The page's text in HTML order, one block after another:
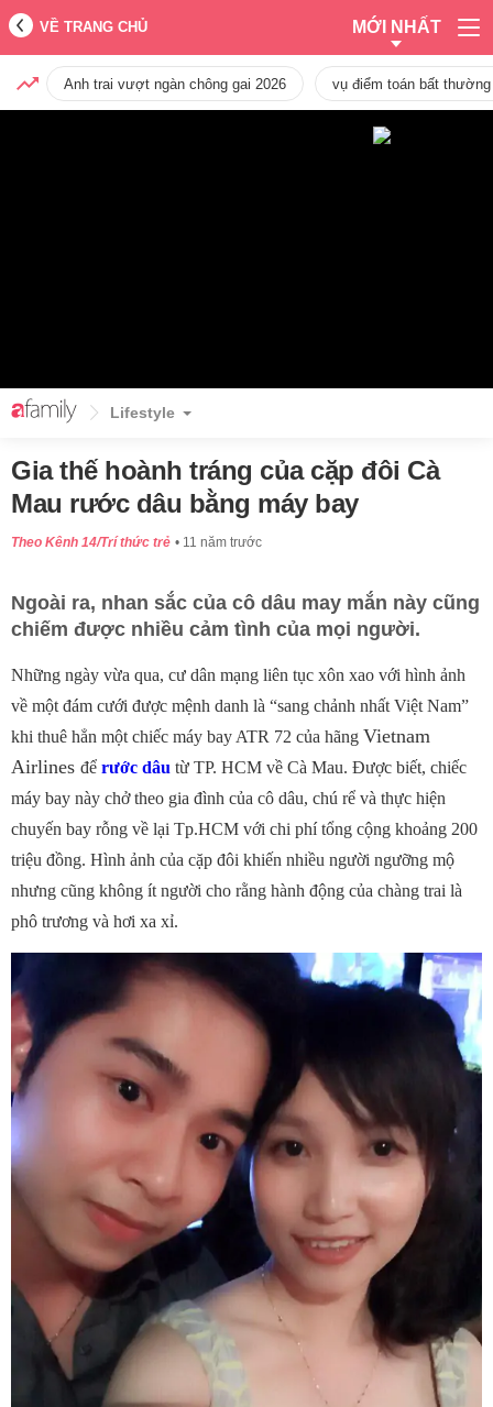
VỀ TRANG CHỦ MỚI NHẤT
Anh trai vượt ngàn chông gai 2026 vụ điểm toán bất
Lifestyle
Gia thế hoành tráng của cặp đôi Cà
Mau rước dâu bằng máy bay
Theo Kênh 14/Trí thức trẻ 11 năm trước
Ngoài ra, nhan sắc của cô dâu may mắn này cũng
chiếm được nhiều cảm tình của mọi người.
Những ngày vừa qua, cư dân mạng liên tục xôn xao với hình ảnh
về một đám cưới được mệnh danh là “sang chảnh nhất Việt Nam”
khi thuê hẳn một chiếc máy bay ATR 72 của hãng Vietnam
Airlines để rước dâu từ TP. HCM về Cà Mau. Được biết, chiếc
máy bay này chở theo gia đình của cô dâu, chú rể và thực hiện
chuyến bay rỗng về lại Tp.HCM với chi phí tổng cộng khoảng 200
triệu đồng. Hình ảnh của cặp đôi khiến nhiều người ngưỡng mộ
nhưng cũng không ít người cho rằng hành động của chàng trai là
phô trương và hơi xa xỉ.